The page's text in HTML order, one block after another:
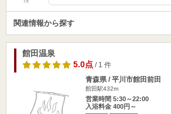
関連情報から探す
館田温泉
5.0点/ 1 件
青森県 / 平川市館田前田
館田駅432m
営業時間 5:30～22:00
入浴料金 400円～